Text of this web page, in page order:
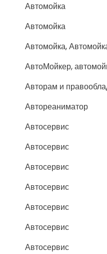
Автомойка
Автомойка
Автомойка,
АвтоМойкер,
Авторам и
Автореаниматор
Автосервис
Автосервис
Автосервис
Автосервис
Автосервис
Автосервис
Автосервис